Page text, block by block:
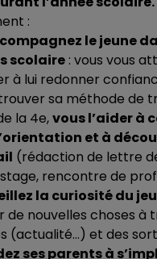
:
le jeune
scolaire : vous vous
à lui redonner
sa méthode de
la 4e,vous l’aider à
et à
(rédaction de lettre
stage, rencontre de
la curiosité du
de nouvelles choses à
(actualité…) et des
ses parents à